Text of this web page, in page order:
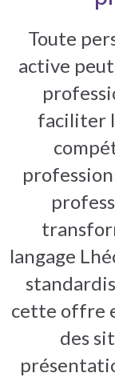
Toute
active
faciliter
langage
cette offre
des